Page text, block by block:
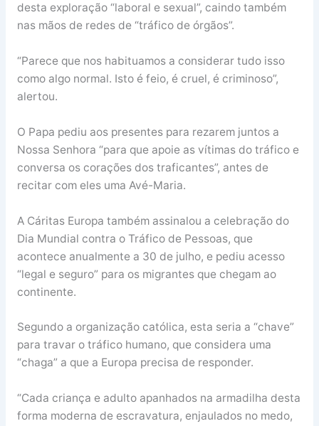
desta exploração “laboral e sexual”, caindo também
nas mãos de redes de “tráfico de órgãos”.
“Parece que nos habituamos a considerar tudo isso
como algo normal. Isto é feio, é cruel, é criminoso”,
alertou.
O Papa pediu aos presentes para rezarem juntos a
Nossa Senhora “para que apoie as vítimas do tráfico e
conversa os corações dos traficantes”, antes de
recitar com eles uma Avé-Maria.
A Cáritas Europa também assinalou a celebração do
Dia Mundial contra o Tráfico de Pessoas, que
acontece anualmente a 30 de julho, e pediu acesso
“legal e seguro” para os migrantes que chegam ao
continente.
Segundo a organização católica, esta seria a “chave”
para travar o tráfico humano, que considera uma
“chaga” a que a Europa precisa de responder.
“Cada criança e adulto apanhados na armadilha desta
forma moderna de escravatura, enjaulados no medo,